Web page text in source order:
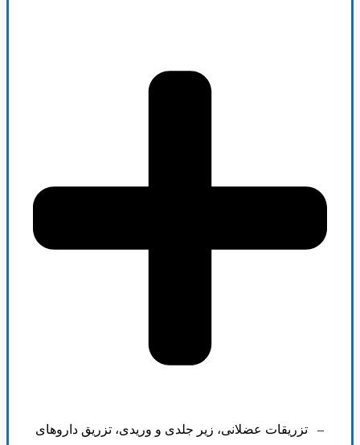
– تزریقات عضلانی، زیر جلدی و وریدی، تزریق داروهای